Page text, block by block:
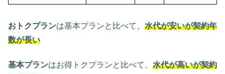
おトクプランは基本プランと比べて、 水代が安いが契約年
数が長い
基本プランはお得トクプランと比べて、 水代が高いが契約